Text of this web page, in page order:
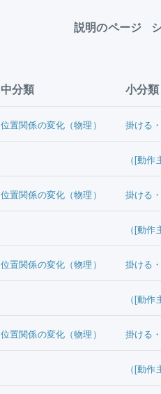
説明のページ
中分類 小分類
位置関係の変化（物理） 掛ける
（[動
位置関係の変化（物理） 掛ける
（[動
位置関係の変化（物理） 掛ける
（[動
位置関係の変化（物理） 掛ける
（[動